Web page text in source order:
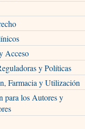
Acceso
y Políticas
Farmacia y Utilización
para los Autores y